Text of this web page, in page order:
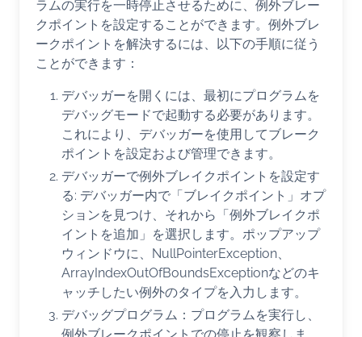
ラムの実行を一時停止させるために、例外ブレー
クポイントを設定することができます。例外ブレ
ークポイントを解決するには、以下の手順に従う
ことができます：
デバッガーを開くには、最初にプログラムを
デバッグモードで起動する必要があります。
これにより、デバッガーを使用してブレーク
ポイントを設定および管理できます。
デバッガーで例外ブレイクポイントを設定す
る: デバッガー内で「ブレイクポイント」オプ
ションを見つけ、それから「例外ブレイクポ
イントを追加」を選択します。ポップアップ
ウィンドウに、NullPointerException、
ArrayIndexOutOfBoundsExceptionなどのキ
ャッチしたい例外のタイプを入力します。
デバッグプログラム：プログラムを実行し、